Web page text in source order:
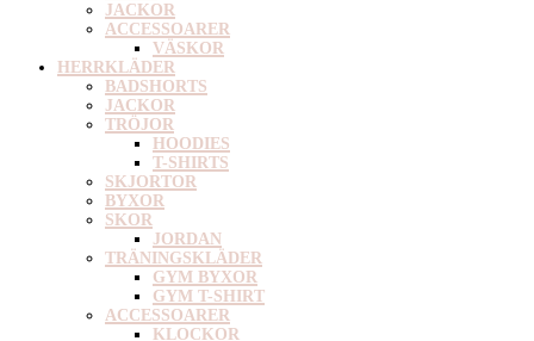
JACKOR
ACCESSOARER
VÄSKOR
HERRKLÄDER
BADSHORTS
JACKOR
TRÖJOR
HOODIES
T-SHIRTS
SKJORTOR
BYXOR
SKOR
JORDAN
TRÄNINGSKLÄDER
GYM BYXOR
GYM T-SHIRT
ACCESSOARER
KLOCKOR